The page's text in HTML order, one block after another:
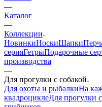
—
Каталог
—
Коллекции
НовинкиНоскиШапки
серияГетрыПодарочные
производства
—
Для прогулки с собакой
Для охоты и рыбалкиНа
квадроциклеДля прогулки